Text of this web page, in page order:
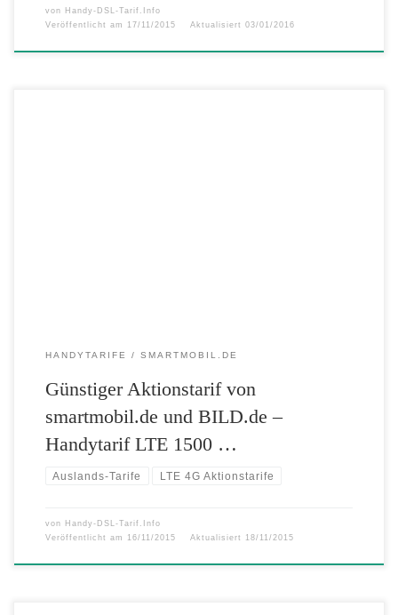
von Handy-DSL-Tarif.Info
Veröffentlicht am
17/11/2015 Aktualisiert 03/01/2016
HANDYTARIFE SMARTMOBIL.DE
Günstiger Aktionstarif von
smartmobil.de und BILD.de –
Handytarif LTE 1500 …
Auslands-Tarife LTE 4G Aktionstarife
von Handy-DSL-Tarif.Info
Veröffentlicht am
16/11/2015 Aktualisiert 18/11/2015